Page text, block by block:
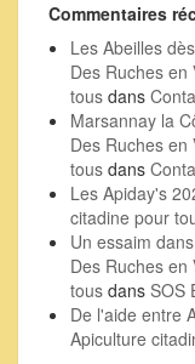
Commentaires
Les Abeilles
Des Ruches
tous dans
Marsannay la
Des Ruches
tous dans
Les Apiday's
citadine pour
Un essaim
Des Ruches
tous dans SOS
De l'aide entre
Apiculture